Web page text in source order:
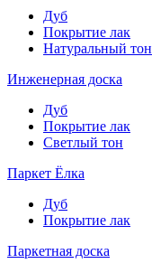
Дуб
Покрытие лак
Натуральный тон
Инженерная доска
Дуб
Покрытие лак
Светлый тон
Паркет Ёлка
Дуб
Покрытие лак
Паркетная доска